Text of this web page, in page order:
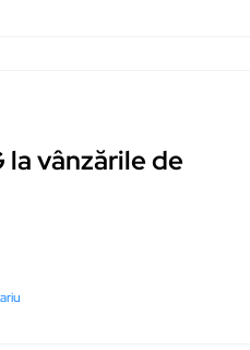
la vânzările de